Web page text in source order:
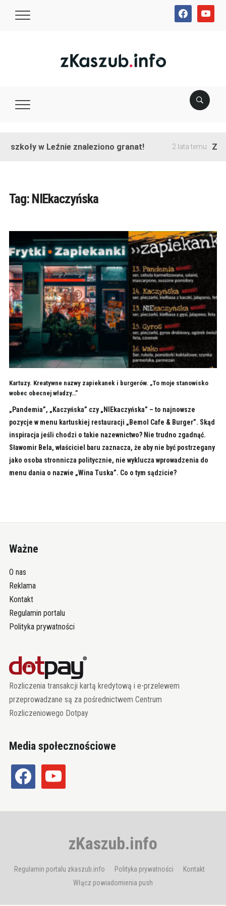
facebookyoutube
szkoły w Leźnie znaleziono granat! 2 lata temu
Tag: NIEkaczyńska
Kartuzy. Kreatywne nazwy zapiekanek i burgerów. „To moje stanowisko
wobec obecnej władzy…”
„Pandemia”, „Kaczyńska” czy „NIEkaczyńska” – to najnowsze
pozycje w menu kartuskiej restauracji „Bemol Cafe & Burger”. Skąd
inspiracja jeśli chodzi o takie nazewnictwo? Nie trudno zgadnąć.
Sławomir Bela, właściciel baru zaznacza, że aby nie być postrzegany
jako osoba stronnicza politycznie, nie wyklucza wprowadzenia do
menu dania o nazwie „Wina Tuska”. Co o tym sądzicie?
Ważne
O nas
Reklama
Kontakt
Regulamin portalu
Polityka prywatności
Rozliczenia transakcji kartą kredytową i e-przelewem
przeprowadzane są za pośrednictwem Centrum
Rozliczeniowego Dotpay
Media społecznościowe
facebook youtube
zKaszub.info
Regulamin portalu zkaszub.info Polityka prywatności
Kontakt
Włącz powiadomienia push